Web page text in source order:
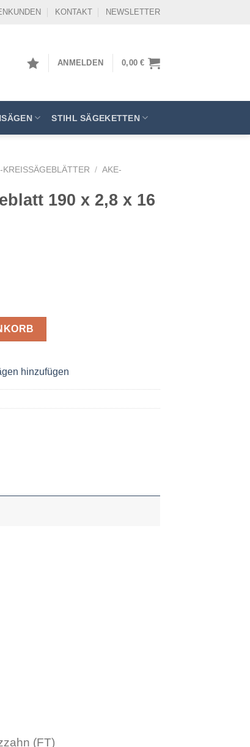
KONTAKT NEWSLETTER
ANMELDEN 0,00€
STIHL SÄGEKETTEN
KREISSÄGEBLÄTTER / AKE-
190 x 2,8 x 16
Z= 48 W Menge
hinzufügen
(FT)